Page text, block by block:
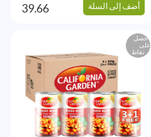
أضف إلى السلة 39.66
احصل
على
نقاط